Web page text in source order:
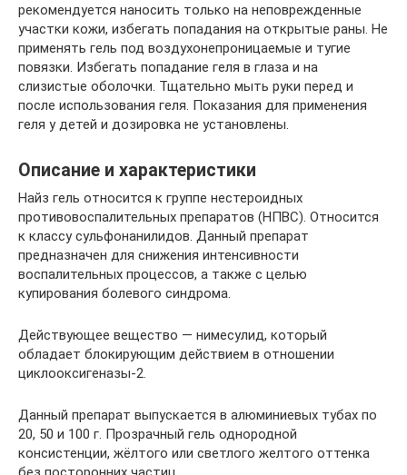
рекомендуется наносить только на неповрежденные
участки кожи, избегать попадания на открытые раны. Не
применять гель под воздухонепроницаемые и тугие
повязки. Избегать попадание геля в глаза и на
слизистые оболочки. Тщательно мыть руки перед и
после использования геля. Показания для применения
геля у детей и дозировка не установлены.
Описание и характеристики
Найз гель относится к группе нестероидных
противовоспалительных препаратов (НПВС). Относится
к классу сульфонанилидов. Данный препарат
предназначен для снижения интенсивности
воспалительных процессов, а также с целью
купирования болевого синдрома.
Действующее вещество — нимесулид, который
обладает блокирующим действием в отношении
циклооксигеназы-2.
Данный препарат выпускается в алюминиевых тубах по
20, 50 и 100 г. Прозрачный гель однородной
консистенции, жёлтого или светлого желтого оттенка